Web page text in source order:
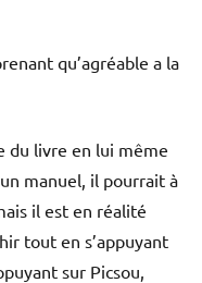
qu’agréable a la
du livre en lui même
manuel, il pourrait à
il est en réalité
tout en s’appuyant
sur Picsou,